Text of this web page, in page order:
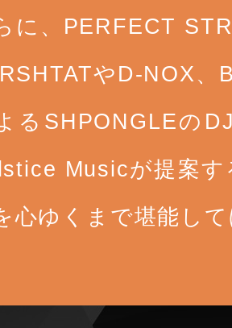
に、PERFECT
やD-NOX
るSHPONGLEの
Musicが提案
心ゆくまで堪能し